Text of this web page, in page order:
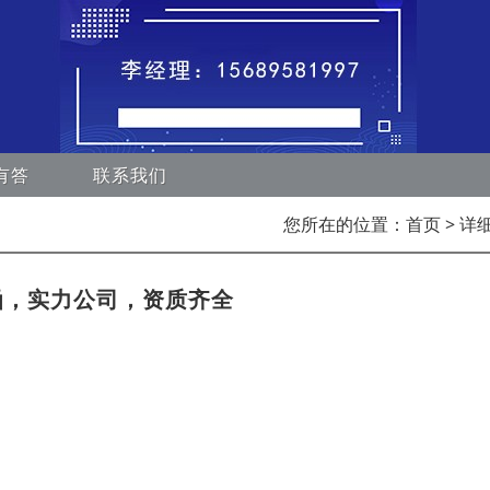
答 联系我们
您所在的位置： 首页> 详
实力公司，资质齐全